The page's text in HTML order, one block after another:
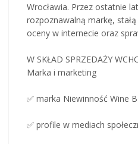
Wrocławia. Przez ostatnie
rozpoznawalną markę,
oceny w internecie oraz
W SKŁAD SPRZEDAŻY
Marka i marketing
✅ marka Niewinność Wine
✅ profile w mediach